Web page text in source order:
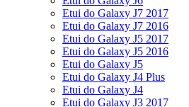
Etui do Galaxy J7 2017
Etui do Galaxy J7 2016
Etui do Galaxy J5 2017
Etui do Galaxy J5 2016
Etui do Galaxy J5
Etui do Galaxy J4 Plus
Etui do Galaxy J4
Etui do Galaxy J3 2017